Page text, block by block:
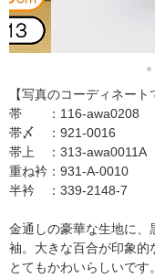
【写真のコーディネート
帯 ：116-awa0208
帯〆 ：921-0016
帯上 ：313-awa0011A
重ね衿：931-A-0010
半衿 ：339-2148-7
金通しの豪華な生地に、
袖。大きな百合が印象
とてもかわいらしいです。